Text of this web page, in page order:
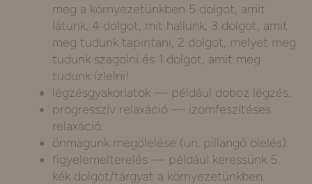
meg a környezetünkben 5 dolgot, amit
látunk, 4 dolgot, mit hallunk, 3 dolgot, amit
meg tudunk tapintani, 2 dolgot, melyet meg
tudunk szagolni és 1 dolgot, amit meg
tudunk ízlelni!
légzésgyakorlatok — például doboz légzés.
progresszív relaxáció — izomfeszítéses
relaxáció.
önmagunk megölelése (un. pillangó ölelés).
figyelemelterelés — például keressünk 5
kék dolgot/tárgyat a környezetünkben.